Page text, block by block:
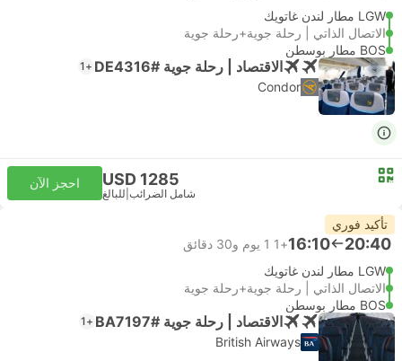
LGW مطار لندن غاتويك
الاتصال الذاتي | رحلة جوية+رحلة جوية
BOS مطار بوسطن
الاقتصاد | رحلة جوية #DE4316 +1
Condor
USD 1285
شامل الضرائب للبالغ
احجز الآن
تأكيد فوري
20:40
16:10
+1
1 يوم و‫30 دقائق
LGW مطار لندن غاتويك
الاتصال الذاتي | رحلة جوية+رحلة جوية
BOS مطار بوسطن
الاقتصاد | رحلة جوية #BA7197 +1
British Airways